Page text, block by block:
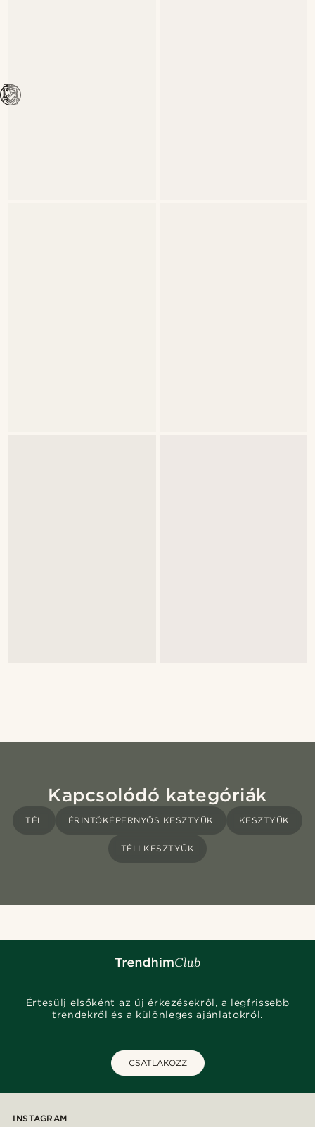
Kapcsolódó kategóriák
TÉL ÉRINTŐKÉPERNYŐS KESZTYŰK KESZTYŰK
TÉLI KESZTYŰK
Értesülj elsőként az új érkezésekről, a legfrissebb
trendekről és a különleges ajánlatokról.
CSATLAKOZZ
INSTAGRAM